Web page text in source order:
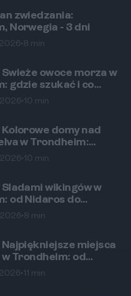
zwiedzania:
Norwegia - 3 dni
• 8 min
owoce morza w
gdzie szukać i co
• 10 min
domy nad
w Trondheim:
punkty
• 10 min
wikingów w
od Nidaros do
miasta.
• 8 min
miejsca
Trondheim: od
po kolorowe
• 11 min